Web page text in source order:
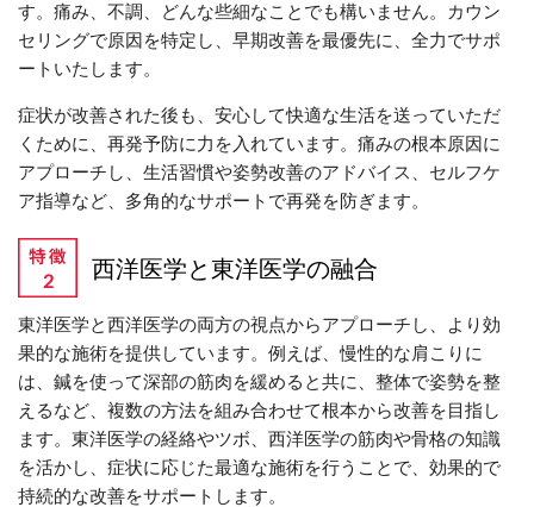
す。痛み、不調、どんな些細なことでも構いません。カウン
セリングで原因を特定し、早期改善を最優先に、全力でサポ
ートいたします。
症状が改善された後も、安心して快適な生活を送っていただ
くために、再発予防に力を入れています。痛みの根本原因に
アプローチし、生活習慣や姿勢改善のアドバイス、セルフケ
ア指導など、多角的なサポートで再発を防ぎます。
西洋医学と東洋医学の融合
東洋医学と西洋医学の両方の視点からアプローチし、より効
果的な施術を提供しています。例えば、慢性的な肩こりに
は、鍼を使って深部の筋肉を緩めると共に、整体で姿勢を整
えるなど、複数の方法を組み合わせて根本から改善を目指し
ます。東洋医学の経絡やツボ、西洋医学の筋肉や骨格の知識
を活かし、症状に応じた最適な施術を行うことで、効果的で
持続的な改善をサポートします。